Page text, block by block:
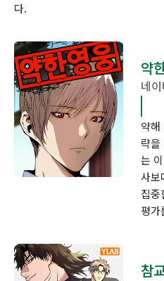
다.
약
네
약
략
는
사
집
평가
참